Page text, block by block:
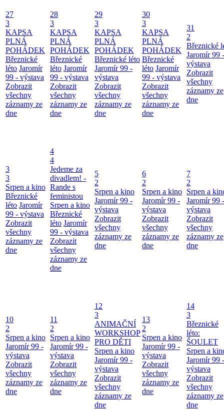
27
3
KAPSA
PLNÁ
POHÁDEK
Březnické
léto Jaromír
99 - výstava
Zobrazit
všechny
záznamy ze
dne
28
3
KAPSA
PLNÁ
POHÁDEK
Březnické
léto Jaromír
99 - výstava
Zobrazit
všechny
záznamy ze
dne
29
3
KAPSA
PLNÁ
POHÁDEK
Březnické léto
Jaromír 99 -
výstava
Zobrazit
všechny
záznamy ze
dne
30
3
KAPSA
PLNÁ
POHÁDEK
Březnické
léto Jaromír
99 - výstava
Zobrazit
všechny
záznamy ze
dne
31
2
Březnické
Jaromír 99 -
výstava
Zobrazit
všechny
záznamy ze
dne
3
3
Srpen a kino
Březnické
léto Jaromír
99 - výstava
Zobrazit
všechny
záznamy ze
dne
4
4
Jedeme za
divadlem! -
Rande s
feministou
Srpen a kino
Březnické
léto Jaromír
99 - výstava
Zobrazit
všechny
záznamy ze
dne
5
2
Srpen a kino
Jaromír 99 -
výstava
Zobrazit
všechny
záznamy ze
dne
6
2
Srpen a kino
Jaromír 99 -
výstava
Zobrazit
všechny
záznamy ze
dne
7
2
Srpen a
Jaromír 99 -
výstava
Zobrazit
všechny
záznamy ze
dne
10
2
Srpen a kino
Jaromír 99 -
výstava
Zobrazit
všechny
záznamy ze
dne
11
2
Srpen a kino
Jaromír 99 -
výstava
Zobrazit
všechny
záznamy ze
dne
12
3
ANIMAČNÍ
WORKSHOP
PRO DĚTI
Srpen a kino
Jaromír 99 -
výstava
Zobrazit
všechny
záznamy ze
dne
13
2
Srpen a kino
Jaromír 99 -
výstava
Zobrazit
všechny
záznamy ze
dne
14
3
Březnické
léto:
ŠOULET
Srpen a
Jaromír 99 -
výstava
Zobrazit
všechny
záznamy ze
dne